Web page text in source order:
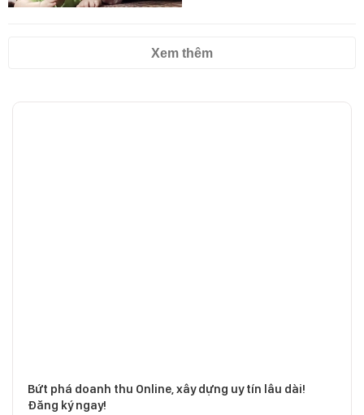
Xem thêm
Bứt phá doanh thu Online, xây dựng uy tín lâu dài!
Đăng ký ngay!